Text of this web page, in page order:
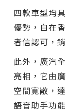
四款車型均
優勢，自在
者信認可，
此外，廣汽
亮相，它由
空間寬敞，
語音助手功能